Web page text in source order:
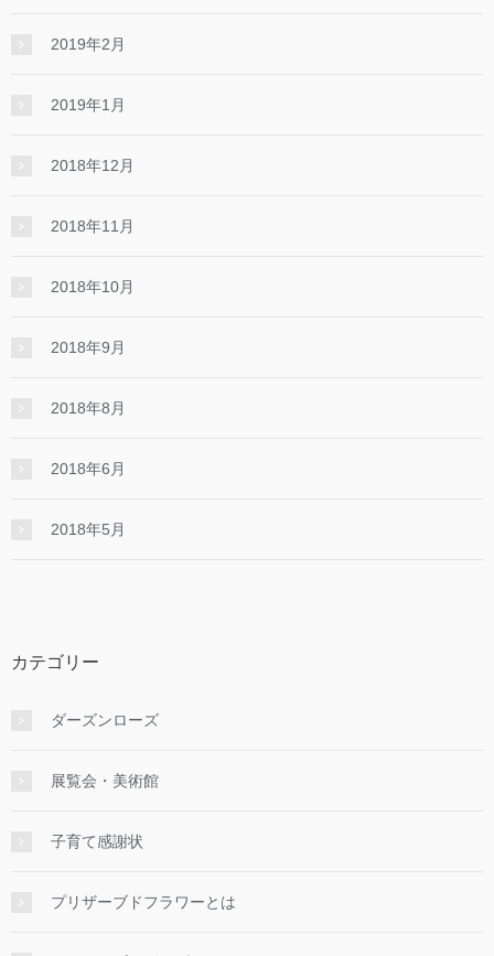
2019年2月
2019年1月
2018年12月
2018年11月
2018年10月
2018年9月
2018年8月
2018年6月
2018年5月
カテゴリー
ダーズンローズ
展覧会・美術館
子育て感謝状
プリザーブドフラワーとは